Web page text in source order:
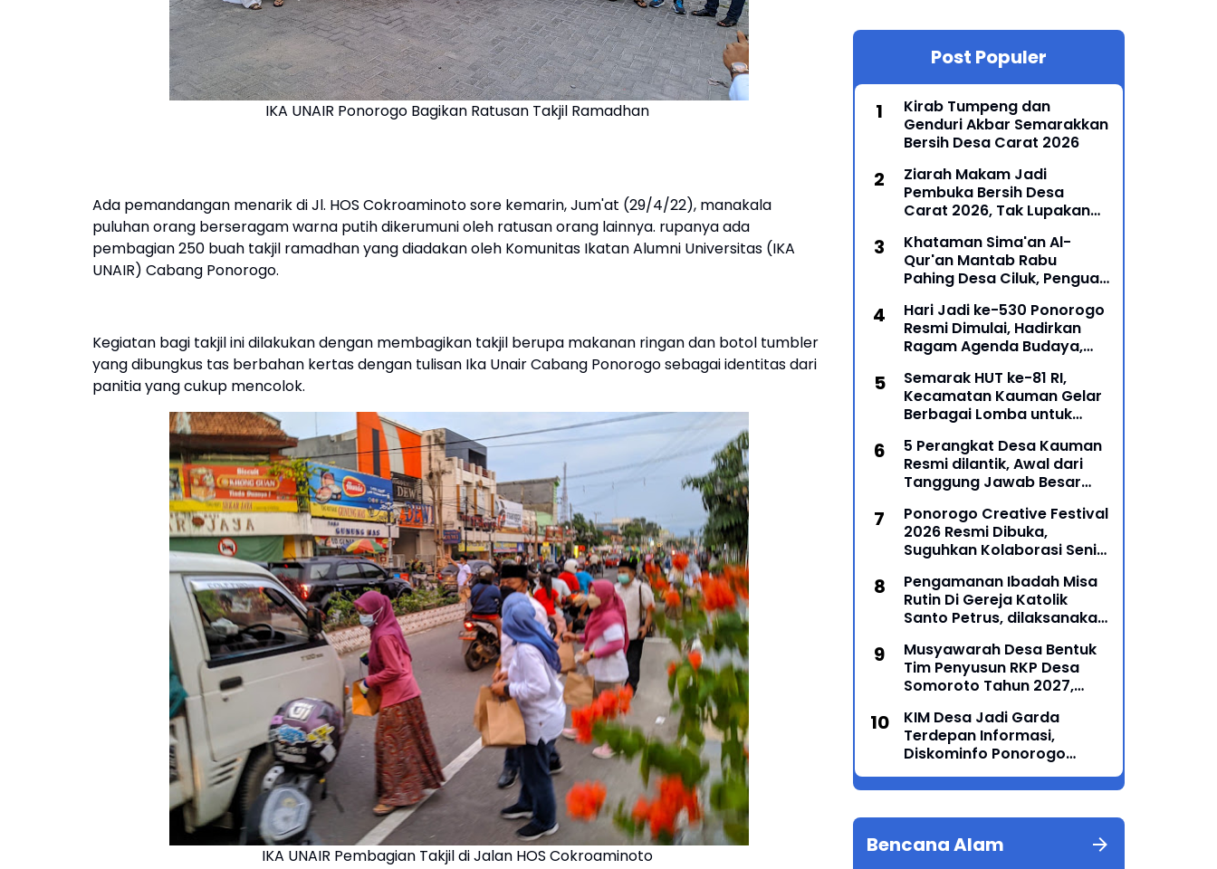
IKA UNAIR Ponorogo Bagikan Ratusan Takjil Ramadhan
Ada pemandangan menarik di Jl. HOS Cokroaminoto sore kemarin, Jum'at (29/4/22), manakala
puluhan orang berseragam warna putih dikerumuni oleh ratusan orang lainnya. rupanya ada
pembagian 250 buah takjil ramadhan yang diadakan oleh Komunitas Ikatan Alumni Universitas (IKA
UNAIR) Cabang Ponorogo.
Kegiatan bagi takjil ini dilakukan dengan membagikan takjil berupa makanan ringan dan botol tumbler
yang dibungkus tas berbahan kertas dengan tulisan Ika Unair Cabang Ponorogo sebagai identitas dari
panitia yang cukup mencolok.
IKA UNAIR Pembagian Takjil di Jalan HOS Cokroaminoto
Post Populer
Kirab Tumpeng dan
Genduri Akbar Semarakkan
Bersih Desa Carat 2026
Ziarah Makam Jadi
Pembuka Bersih Desa
Carat 2026, Tak Lupakan
Khataman Sima'an Al-
Qur'an Mantab Rabu
Pahing Desa Ciluk, Penguat
Umat di Kecamatan
Kauman
Hari Jadi ke-530 Ponorogo
Resmi Dimulai, Hadirkan
Ragam Agenda Budaya,
Semarak HUT ke-81 RI,
Kecamatan Kauman Gelar
Berbagai Lomba untuk
Masyarakat
5 Perangkat Desa Kauman
Resmi dilantik, Awal dari
Tanggung Jawab Besar
Ponorogo Creative Festival
2026 Resmi Dibuka,
Suguhkan Kolaborasi Seni
Memukau
Pengamanan Ibadah Misa
Rutin Di Gereja Katolik
Santo Petrus, dilaksanakan
Musyawarah Desa Bentuk
Tim Penyusun RKP Desa
Somoroto Tahun 2027,
Partisipatif
KIM Desa Jadi Garda
Terdepan Informasi,
Diskominfo Ponorogo
Jurnalistik dan Literasi
Bencana Alam